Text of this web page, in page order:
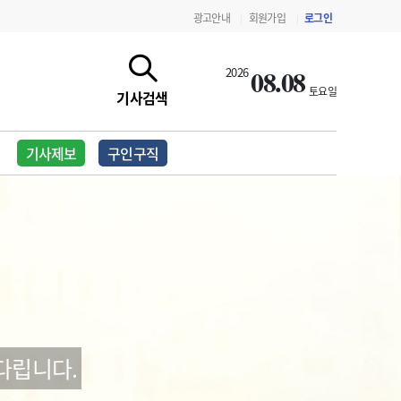
광고안내 회원가입 로그인
기사검색
202608.08 토요일
기사제보 구인구직
립니다.